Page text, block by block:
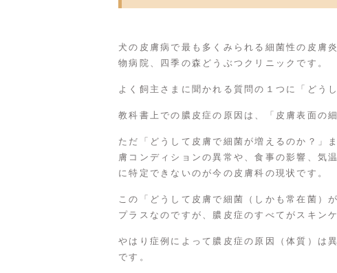
犬の皮膚病で最も多くみられる細菌性の皮膚
物病院、四季の森どうぶつクリニックです。
よく飼主さまに聞かれる質問の１つに「どう
教科書上での膿皮症の原因は、「皮膚表面の
ただ「どうして皮膚で細菌が増えるのか？」
膚コンディションの異常や、食事の影響、気
に特定できないのが今の皮膚科の現状です。
この「どうして皮膚で細菌（しかも常在菌）
プラスなのですが、膿皮症のすべてがスキン
やはり症例によって膿皮症の原因（体質）は
です。